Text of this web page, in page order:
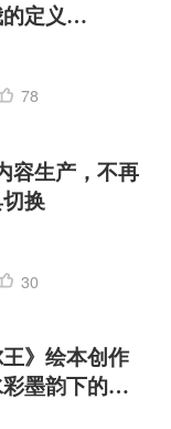
定义
78
容生产，不再
换
30
王》绘本创作
墨韵下的史